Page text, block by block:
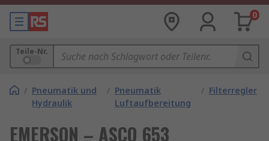
0
Teile-Nr.
/ Pneumatik und
Hydraulik
/ Pneumatik
Luftaufbereitung
/ Filterregler
EMERSON – ASCO 653